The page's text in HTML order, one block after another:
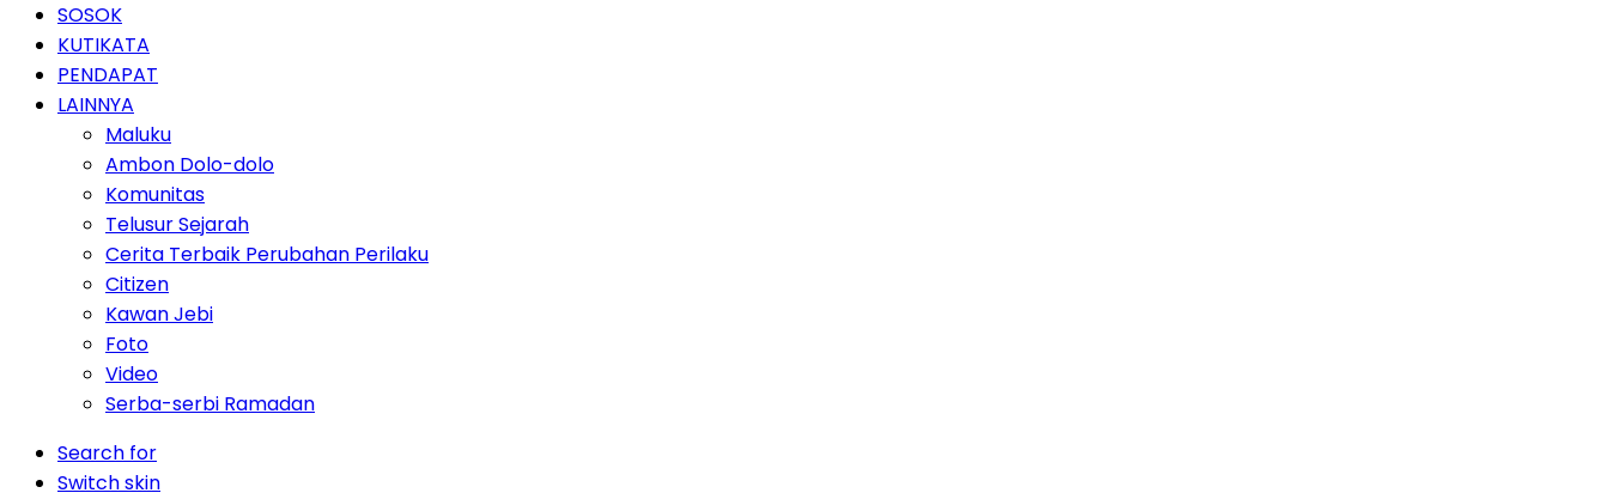
SOSOK
KUTIKATA
PENDAPAT
LAINNYA
Maluku
Ambon Dolo-dolo
Komunitas
Telusur Sejarah
Cerita Terbaik Perubahan Perilaku
Citizen
Kawan Jebi
Foto
Video
Serba-serbi Ramadan
Search for
Switch skin